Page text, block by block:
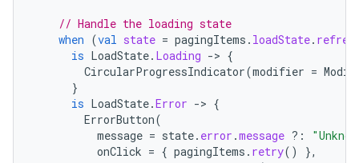
// Handle the loading state
when (val state = pagingItems . loadState.
is LoadState. Loading -> {
CircularProgressIndicator(modifier =
}
is LoadState.Error -> {
ErrorButton(
message = state. error .message ?:
onClick = { pagingItems . retry()
},